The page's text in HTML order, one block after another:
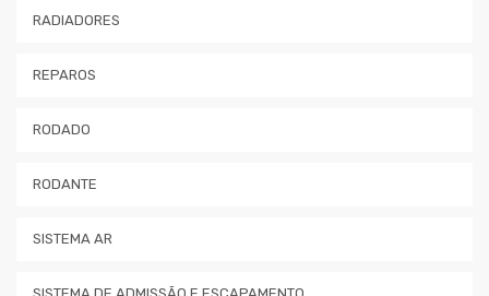
RADIADORES
REPAROS
RODADO
RODANTE
SISTEMA AR
SISTEMA DE ADMISSÃO E ESCAPAMENTO